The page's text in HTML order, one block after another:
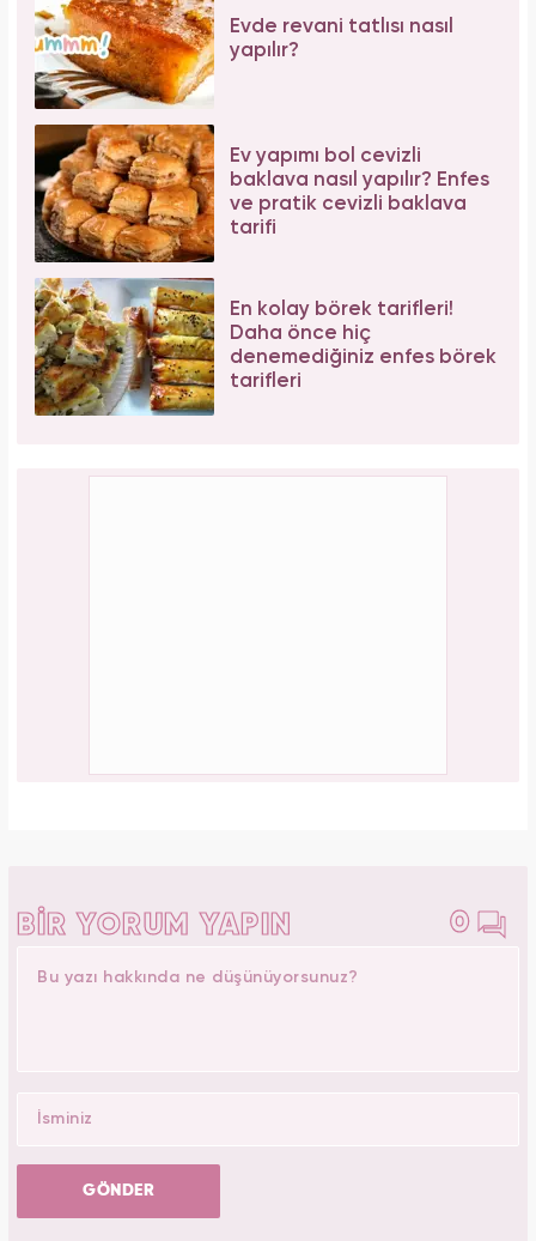
Evde revani tatlısı nasıl
yapılır?
Ev yapımı bol cevizli
baklava nasıl yapılır? Enfes
ve pratik cevizli baklava
tarifi
En kolay börek tarifleri!
Daha önce hiç
denemediğiniz enfes börek
tarifleri
BİR YORUM YAPIN 0
GÖNDER